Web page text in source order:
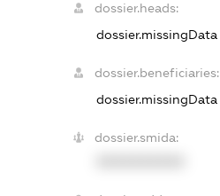
dossier.heads:
dossier.missingData
dossier.beneficiaries:
dossier.missingData
dossier.smida: